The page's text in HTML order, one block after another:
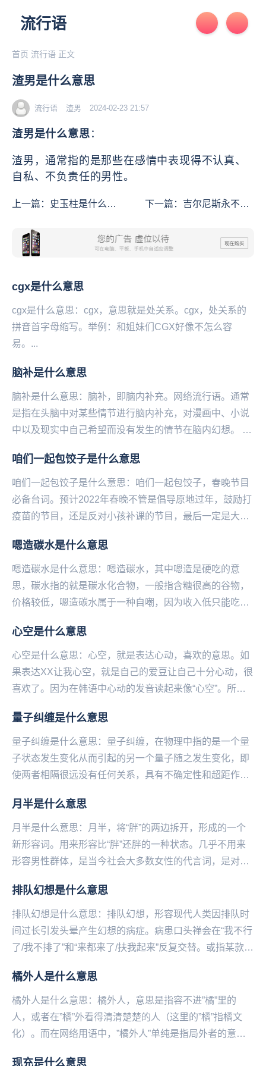
流行语
首页 流行语 正文
渣男是什么意思
流行语 渣男 2024-02-23 21:57
渣男是什么意思 ：
渣男，通常指的是那些在感情中表现得不认真、
自私、不负责任的男性。
上一篇：
史玉柱是什么意
下一篇： 吉尔尼斯永不放
cgx是什么意思
cgx是什么意思：cgx，意思就是处关系。cgx，处关系的
拼音首字母缩写。举例：和姐妹们CGX好像不怎么容
易。...
脑补是什么意思
脑补是什么意思：脑补，即脑内补充。网络流行语。通常
是指在头脑中对某些情节进行脑内补充，对漫画中、小说
中以及现实中自己希望而没有发生的情节在脑内幻想。 脑
咱们一起包饺子是什么意思
咱们一起包饺子是什么意思：咱们一起包饺子，春‌‌‌‌‌‌‌‌‌‌‌‌‌晚节目
必备台词。预计2022年春晚不管是倡导原地过年，鼓励打
疫苗的节目，还是反对小孩补课的节目，最后一定是大家
嗯造碳水是什么意思
嗯造碳水是什么意思：嗯造碳水，其中嗯造是硬吃的意
思，碳水指的就是碳水化合物，一般指含糖很高的谷物，
价格较低，嗯造碳水属于一种自嘲，因为收入低只‌‌‌‌‌‌‌‌‌能吃便
心空是什么意思
心空是什么意思：心空，就是表达心动，喜欢的意思。如
果表达XX让我心空，就是自己的爱豆让自己十分心动，很
喜欢了。因为在韩语中心动的发音读起来像“心空”。所以
量子纠缠是什么意思
量子纠缠是什么意思：量子纠缠，在物理中指的是一个量
子状态发生变化从而引起的另一个量子随之发生变化，即
使两者相隔很远没有任何关系，具有不确定性和超距作
月半是什么意思
月半是什么意思：月半，将“胖”的两边拆开，形成的一个
新形容词。用来形容比“胖”还胖的一种状态。几乎不用来
形容男性群体，是当今社会大多数女性的代言词，是对这
排队幻想是什么意思
排队幻想是什么意思：排队幻想，形容现代人类因排队时
间过长引发头晕产生幻想的病症。病患口头禅会在“我不行
了/我不排了”和“来都来了/扶我起来”反复交替。或指某款刚
橘外人是什么意思
橘外人是什么意思：橘外人，意思是指容‌不进”橘”里的
人，或者在”橘”外看得清清楚楚的人（这里的”橘”指橘文
化）。而在网络用语中，”橘外人”单纯是指局外者的意
现充是什么意思